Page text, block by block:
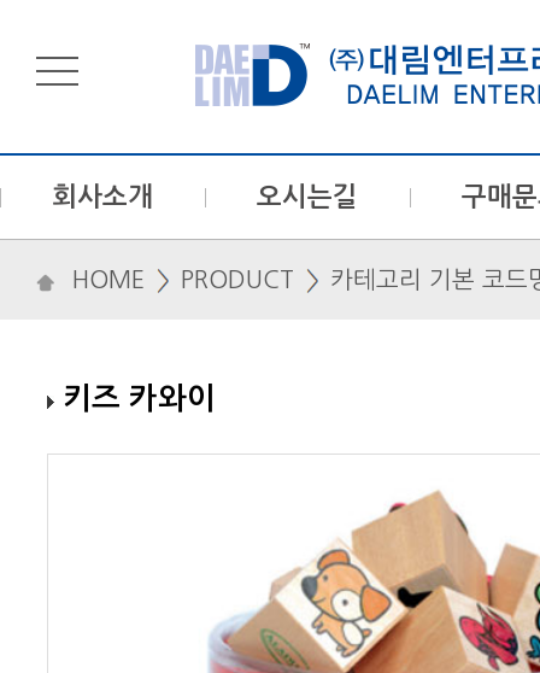
회사소개 오시는길 구매
HOME PRODUCT 카테고리 기본 코드
키즈 카와이